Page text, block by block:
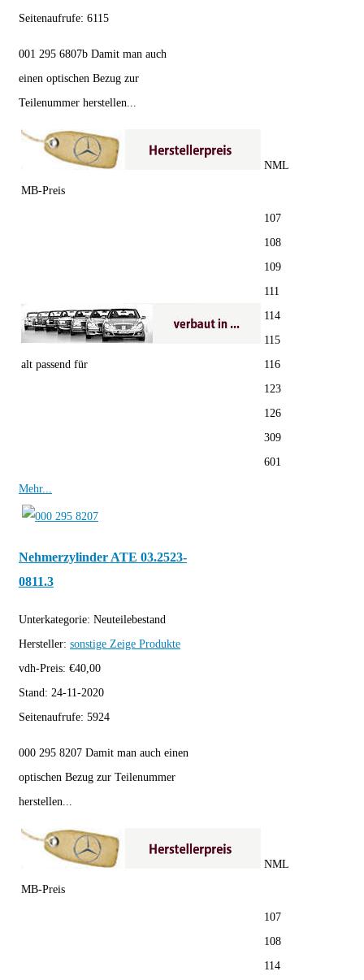
Seitenaufrufe: 6115
001 295 6807b Damit man auch
einen optischen Bezug zur
Teilenummer herstellen...
MB-Preis
NML
alt passend für
107
108
109
111
114
115
116
123
126
309
601
Mehr...
Nehmerzylinder ATE 03.2523-
0811.3
Unterkategorie: Neuteilebestand
Hersteller: sonstige Zeige Produkte
vdh-Preis: €40,00
Stand: 24-11-2020
Seitenaufrufe: 5924
000 295 8207 Damit man auch einen
optischen Bezug zur Teilenummer
herstellen...
MB-Preis
NML
107
108
114